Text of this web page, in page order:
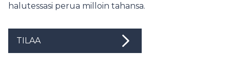
halutessasi perua milloin tahansa.
TILAA